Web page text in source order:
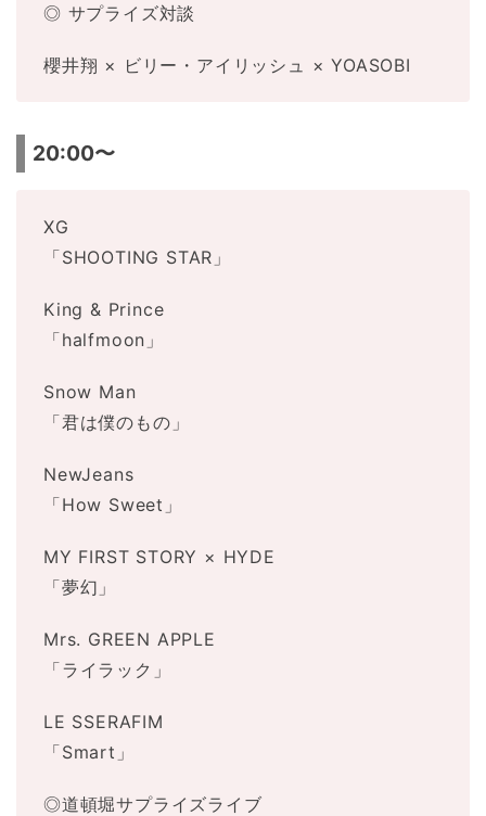
◎ サプライズ対談
櫻井翔 × ビリー・アイリッシュ × YOASOBI
20:00〜
XG
「SHOOTING STAR」
King & Prince
「halfmoon」
Snow Man
「君は僕のもの」
NewJeans
「How Sweet」
MY FIRST STORY × HYDE
「夢幻」
Mrs. GREEN APPLE
「ライラック」
LE SSERAFIM
「Smart」
◎道頓堀サプライズライブ